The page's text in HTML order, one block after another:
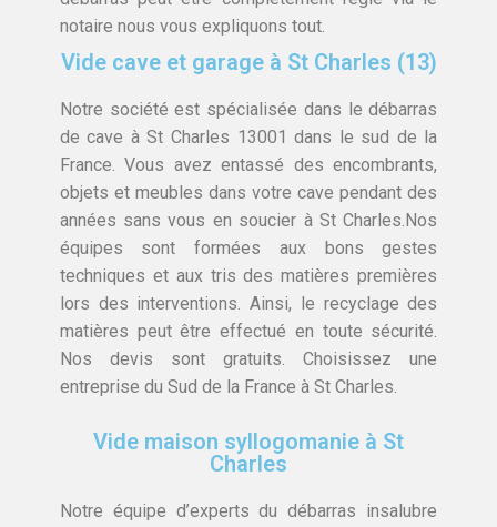
notaire nous vous expliquons tout.
Vide cave et garage à St Charles (13)
Notre société est spécialisée dans le débarras
de cave à St Charles 13001 dans le sud de la
France. Vous avez entassé des encombrants,
objets et meubles dans votre cave pendant des
années sans vous en soucier à St Charles.Nos
équipes sont formées aux bons gestes
techniques et aux tris des matières premières
lors des interventions. Ainsi, le recyclage des
matières peut être effectué en toute sécurité.
Nos devis sont gratuits. Choisissez une
entreprise du Sud de la France à St Charles.
Vide maison syllogomanie à St
Charles
Notre équipe d’experts du débarras insalubre